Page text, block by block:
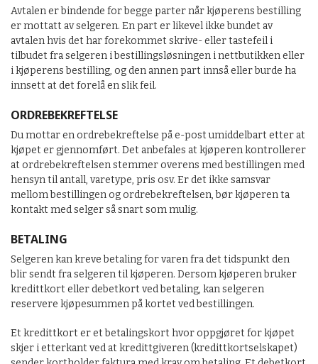
Avtalen er bindende for begge parter når kjøperens bestilling
er mottatt av selgeren. En part er likevel ikke bundet av
avtalen hvis det har forekommet skrive- eller tastefeil i
tilbudet fra selgeren i bestillingsløsningen i nettbutikken eller
i kjøperens bestilling, og den annen part innså eller burde ha
innsett at det forelå en slik feil.
ORDREBEKREFTELSE
Du mottar en ordrebekreftelse på e-post umiddelbart etter at
kjøpet er gjennomført. Det anbefales at kjøperen kontrollerer
at ordrebekreftelsen stemmer overens med bestillingen med
hensyn til antall, varetype, pris osv. Er det ikke samsvar
mellom bestillingen og ordrebekreftelsen, bør kjøperen ta
kontakt med selger så snart som mulig.
BETALING
Selgeren kan kreve betaling for varen fra det tidspunkt den
blir sendt fra selgeren til kjøperen. Dersom kjøperen bruker
kredittkort eller debetkort ved betaling, kan selgeren
reservere kjøpesummen på kortet ved bestillingen.
Et kredittkort er et betalingskort hvor oppgjøret for kjøpet
skjer i etterkant ved at kredittgiveren (kredittkortselskapet)